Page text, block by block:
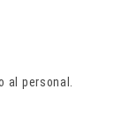
personal.